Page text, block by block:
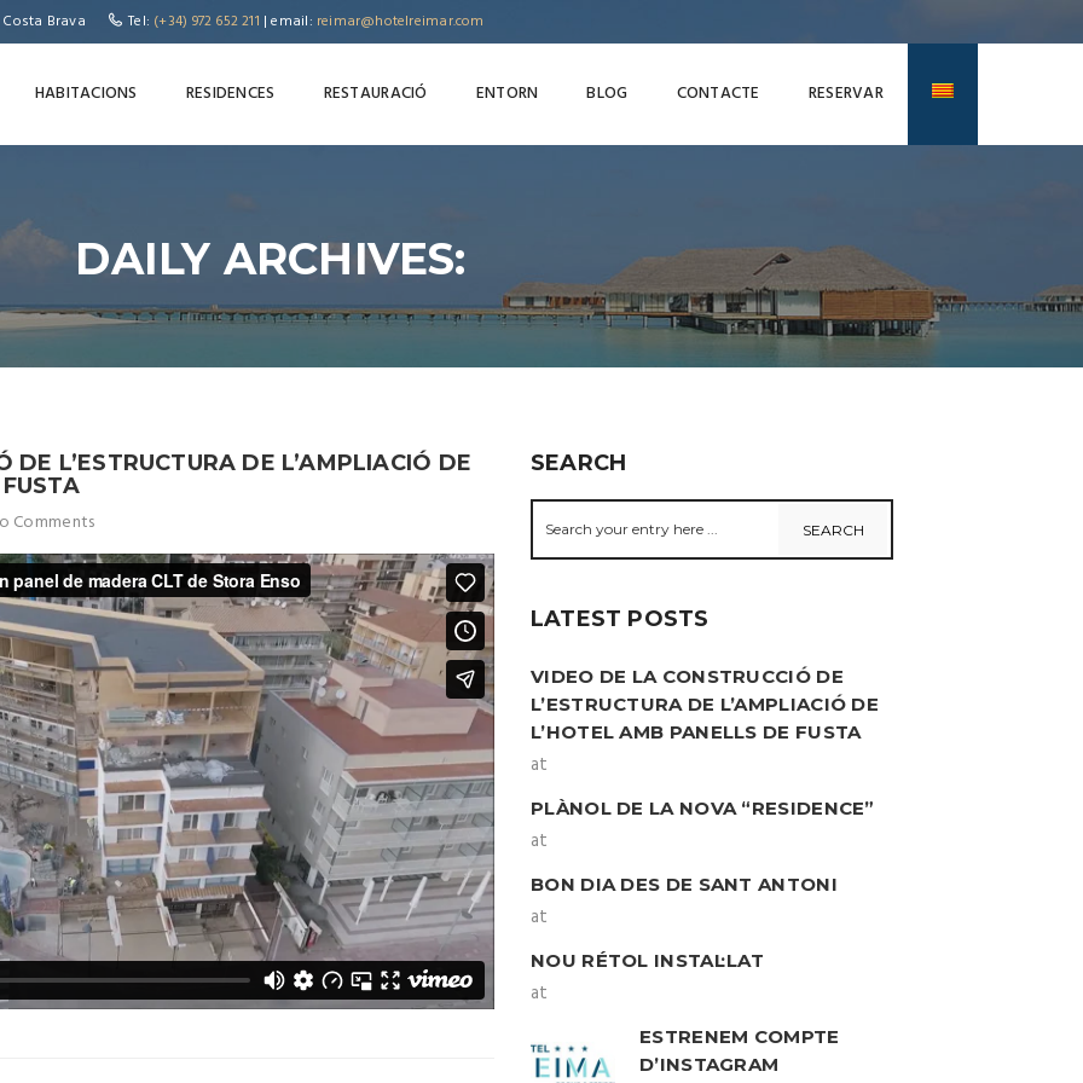
Brava Tel: (+34) 972 652 211 | email: reimar@hotelreimar.com
HABITACIONS RESIDENCES RESTAURACIÓ ENTORN BLOG CONTACTE RESERVAR
DAILY ARCHIVES:
DE L’ESTRUCTURA DE L’AMPLIACIÓ DE
Comments
SEARCH
LATEST POSTS
VIDEO DE LA CONSTRUCCIÓ DE
L’ESTRUCTURA DE L’AMPLIACIÓ DE
L’HOTEL AMB PANELLS DE FUSTA
at
PLÀNOL DE LA NOVA “RESIDENCE”
at
BON DIA DES DE SANT ANTONI
at
NOU RÉTOL INSTAL·LAT
at
ESTRENEM COMPTE
D’INSTAGRAM